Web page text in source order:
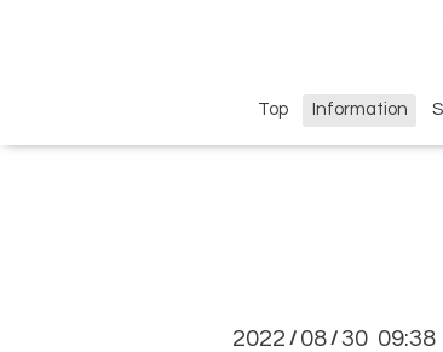
Top Information
2022 / 08 /30 09:38